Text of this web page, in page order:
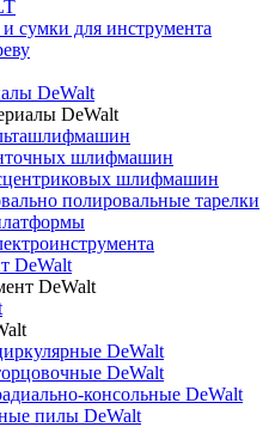
сумки для инструмента
DeWalt
DeWalt
шлифмашин
шлифмашин
полировальные тарелки
DeWalt
DeWalt
DeWalt
DeWalt
консольные DeWalt
пилы DeWalt